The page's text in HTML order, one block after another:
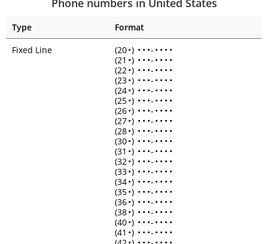
Phone numbers in United States
Type
Format
Fixed Line
(20•) • • •- • • • •
(21 •) • • •- • • • •
(22•) • • •- • • • •
(23•) • • •- • • • •
(24•) • • •- • • • •
(25•) • • •- • • • •
(26•) • • •- • • • •
(27•) • • •- • • • •
(28•) • • •- • • • •
(30•) • • •- • • • •
(31 •) • • •- • • • •
(32•) • • •- • • • •
(33•) • • •- • • • •
(34•) • • •- • • • •
(35•) • • •- • • • •
(36•) • • •- • • • •
(38•) • • •- • • • •
(40•) • • •- • • • •
(41 •) • • •- • • • •